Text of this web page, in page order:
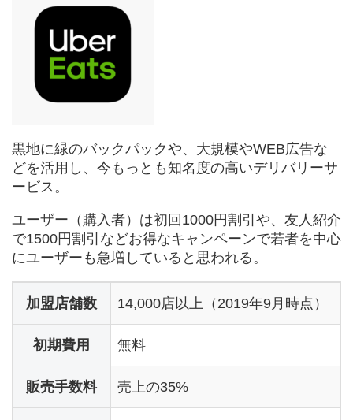
黒地に緑のバックパックや、大規模やWEB広告な
どを活用し、今もっとも知名度の高いデリバリーサ
ービス。
ユーザー（購入者）は初回1000円割引や、友人紹介
で1500円割引などお得なキャンペーンで若者を中心
にユーザーも急増していると思われる。
加盟店舗数 14,000店以上（2019年9月時点）
初期費用 無料
販売手数料 売上の35%